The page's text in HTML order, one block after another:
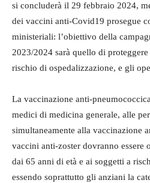
si concluderà il 29 febbraio 2024,
dei vaccini anti-Covid19 prosegue
ministeriali: l’obiettivo della
2023/2024 sarà quello di
rischio di ospedalizzazione, e gli
La vaccinazione anti-
medici di medicina generale, alle
simultaneamente alla vaccinazione
vaccini anti-zoster dovranno essere
dai 65 anni di età e ai soggetti a
essendo soprattutto gli anziani la